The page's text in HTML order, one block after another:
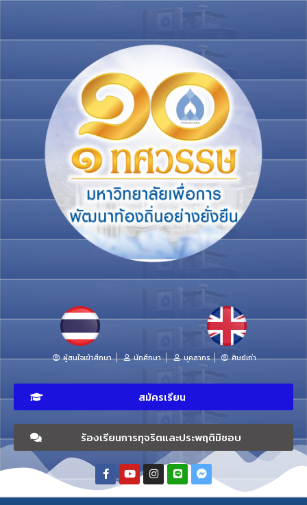
ผู้สนใจเข้าศึกษา นักศึกษา บุคลากร ศิษย์เก่า
สมัครเรียน
ร้องเรียนการทุจริตและประพฤติมิชอบ